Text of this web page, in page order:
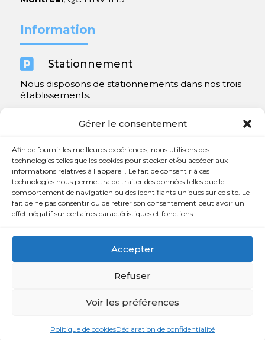
Gérer le consentement
Afin de fournir les meilleures expériences, nous utilisons des
technologies telles que les cookies pour stocker et/ou accéder aux
informations relatives à l'appareil. Le fait de consentir à ces
technologies nous permettra de traiter des données telles que le
comportement de navigation ou des identifiants uniques sur ce site. Le
fait de ne pas consentir ou de retirer son consentement peut avoir un
effet négatif sur certaines caractéristiques et fonctions.
Accepter
Refuser
Voir les préférences
Politique de cookiesDéclaration de confidentialité
Information
 Stationnement
Nous disposons de stationnements dans nos trois
établissements.
Contact
 450 654-3342
 info@charlesrajotte.com
765, rue Notre-Dame
Copyright © Charles E. Rajotte complexe funéraire 2024 –
Triaxe